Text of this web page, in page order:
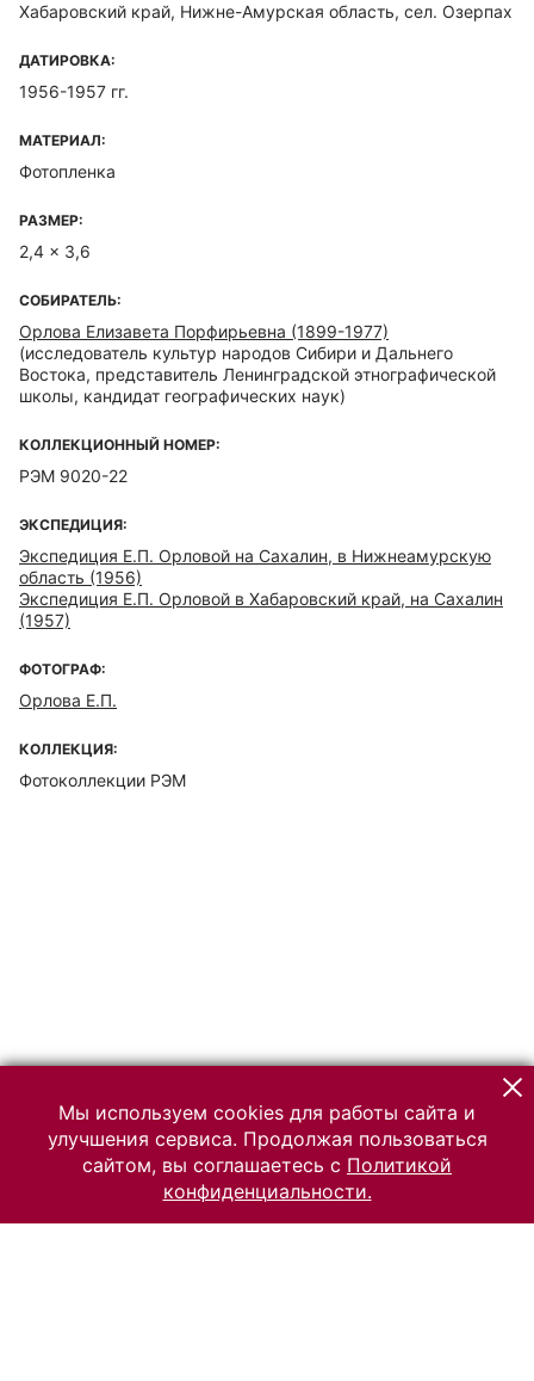
Хабаровский край, Нижне-Амурская область, сел. Озерпах
ДАТИРОВКА:
1956-1957 гг.
МАТЕРИАЛ:
Фотопленка
РАЗМЕР:
2,4 x 3,6
СОБИРАТЕЛЬ:
Орлова Елизавета Порфирьевна (1899-1977)
(исследователь культур народов Сибири и Дальнего
Востока, представитель Ленинградской этнографической
школы, кандидат географических наук)
КОЛЛЕКЦИОННЫЙ НОМЕР:
РЭМ 9020-22
ЭКСПЕДИЦИЯ:
Экспедиция Е.П. Орловой на Сахалин, в Нижнеамурскую
область (1956)
Экспедиция Е.П. Орловой в Хабаровский край, на Сахалин
(1957)
ФОТОГРАФ:
Орлова Е.П.
КОЛЛЕКЦИЯ:
Фотоколлекции РЭМ
Мы используем cookies для работы сайта и
улучшения сервиса. Продолжая пользоваться
сайтом, вы соглашаетесь с Политикой
конфиденциальности.